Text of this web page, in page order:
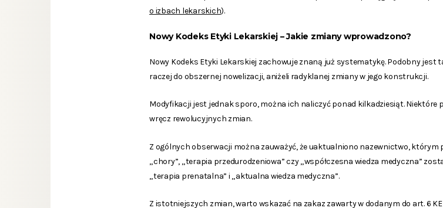
o izbach lekarskich).
Nowy Kodeks Etyki Lekarskiej – Jakie zmiany wprowadzono?
Nowy Kodeks Etyki Lekarskiej zachowuje znaną już systematykę. Podobny jest
raczej do obszernej nowelizacji, aniżeli radyklanej zmiany w jego konstrukcji.
Modyfikacji jest jednak sporo, można ich naliczyć ponad kilkadziesiąt.
wręcz rewolucyjnych zmian.
Z ogólnych obserwacji można zauważyć, że uaktualniono nazewnictwo, którym
„chory”, „terapia przedurodzeniowa” czy „współczesna wiedza medyczna”
„terapia prenatalna” i „aktualna wiedza medyczna”.
Z istotniejszych zmian, warto wskazać na zakaz zawarty w dodanym do art. 6